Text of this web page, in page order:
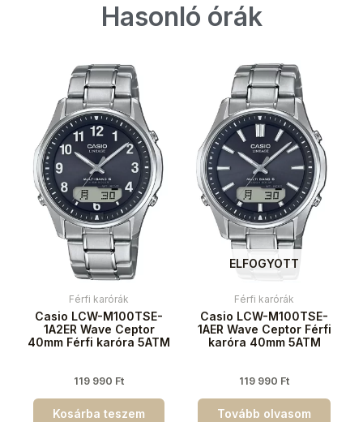
Hasonló órák
Férfi karórák
Casio LCW-M100TSE-
1A2ER Wave Ceptor
40mm Férfi karóra 5ATM
119 990 Ft
Kosárba teszem
ELFOGYOTT
Férfi karórák
Casio LCW-M100TSE-
1AER Wave Ceptor Férfi
karóra 40mm 5ATM
119 990 Ft
Tovább olvasom